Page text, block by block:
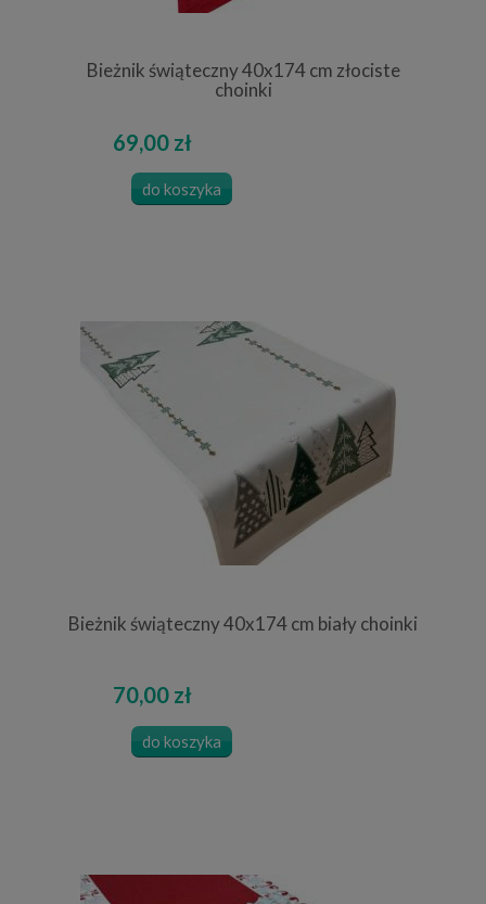
Bieżnik świąteczny 40x174 cm złociste
choinki
69,00 zł
do koszyka
Bieżnik świąteczny 40x174 cm biały choinki
70,00 zł
do koszyka